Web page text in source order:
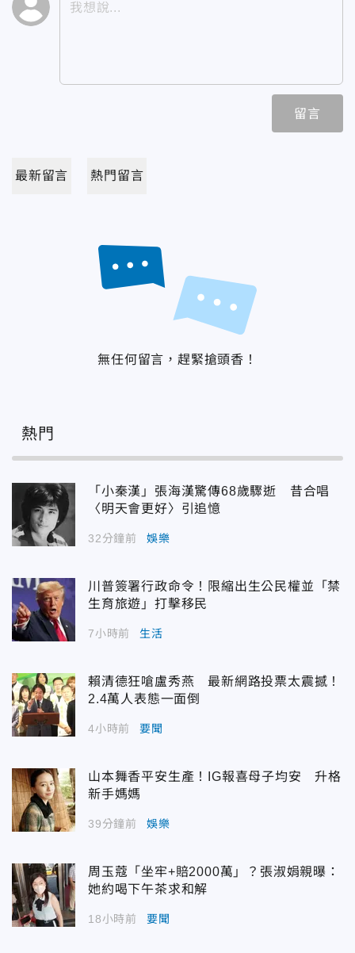
留言
最新留言 熱門留言
無任何留言，趕緊搶頭香！
熱門
「小秦漢」張海漢驚傳68歲驟逝 昔合唱
〈明天會更好〉引追憶
32分鐘前 娛樂
川普簽署行政命令！限縮出生公民權並「禁
生育旅遊」打擊移民
7小時前 生活
賴清德狂嗆盧秀燕 最新網路投票太震撼！
2.4萬人表態一面倒
4小時前 要聞
山本舞香平安生產！IG報喜母子均安 升格
新手媽媽
39分鐘前 娛樂
周玉蔻「坐牢+賠2000萬」？張淑娟親曝：
她約喝下午茶求和解
18小時前 要聞